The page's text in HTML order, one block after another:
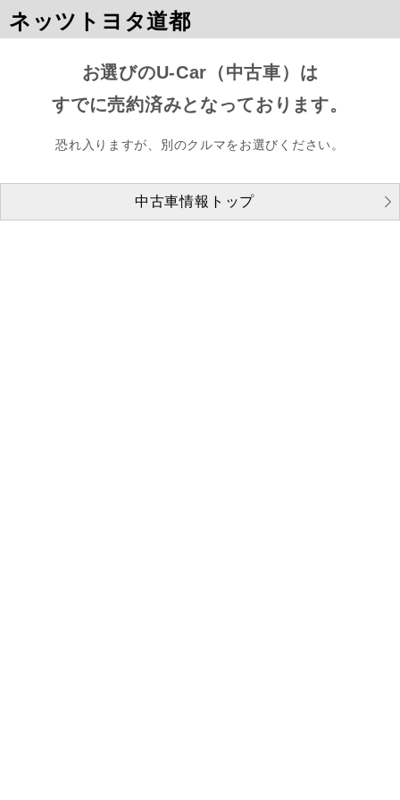
ネッツトヨタ道都
お選びのU-Car（中古車）は
すでに売約済みとなっております。
恐れ入りますが、別のクルマをお選びください。
中古車情報トップ